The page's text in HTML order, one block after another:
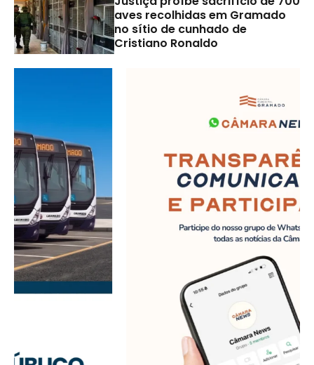
aves recolhidas em Gramado
no sítio de cunhado de
Cristiano Ronaldo